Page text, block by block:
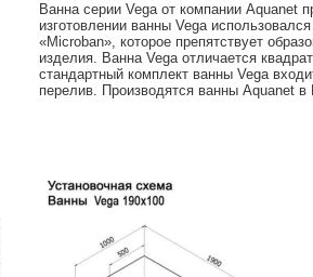
Ванна серии Vega от компании Aquanet
изготовлении ванны Vega
«Microban», которое препятствует
изделия. Ванна Vega отличается
стандартный комплект ванны Vega
перелив. Производятся ванны Aquanet в